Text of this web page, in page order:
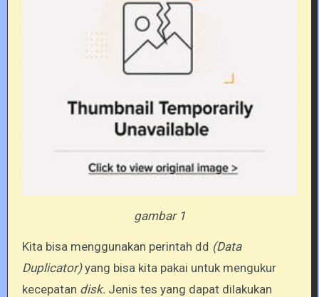
gambar 1
Kita bisa menggunakan perintah dd (Data
Duplicator)yang bisa kita pakai untuk mengukur
kecepatan disk. Jenis tes yang dapat dilakukan